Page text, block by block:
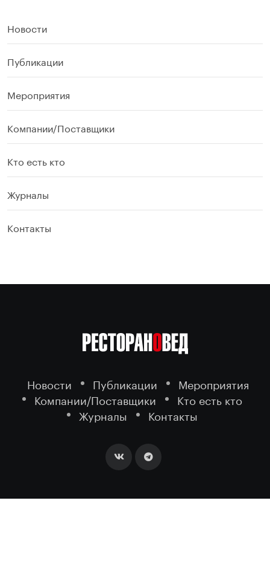
Новости
Публикации
Мероприятия
Компании/Поставщики
Кто есть кто
Журналы
Контакты
Новости Публикации
Мероприятия
Компании/Поставщики
Кто есть кто
Журналы
Контакты